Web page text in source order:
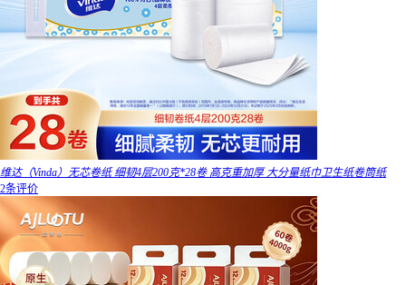
维达（Vinda）无芯卷纸 细韧4层200克*28卷 高克重加厚 大分量纸巾卫生纸卷筒纸
2条评价